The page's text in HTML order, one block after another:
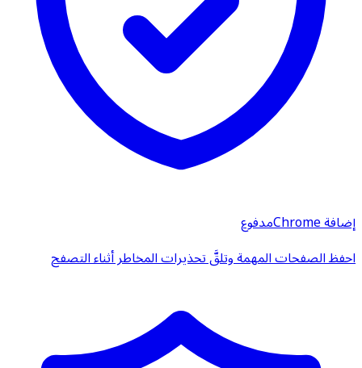
إضافة Chrome
مدفوع
احفظ الصفحات المهمة وتلقَّ تحذيرات المخاطر أثناء التصفح